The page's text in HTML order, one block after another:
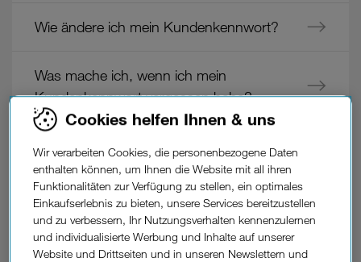
Wie ändere ich mein Kundenkennwort?
Was mache ich, wenn ich mein
Kundenkennwort vergessen habe?
Wo finde ich meine Kundennummer?
Wie lange bin ich mit meinem Drei Produkt
gebunden
(Bindefrist/Mindestvertragsdauer)?
Cookies helfen Ihnen & uns
Wir verarbeiten Cookies, die personenbezogene Daten
enthalten können, um Ihnen die Website mit all ihren
Funktionalitäten zur Verfügung zu stellen, ein optimales
Einkaufserlebnis zu bieten, unsere Services bereitzustellen
und zu verbessern, Ihr Nutzungsverhalten kennenzulernen
und individualisierte Werbung und Inhalte auf unserer
Website und Drittseiten und in unseren Newslettern und